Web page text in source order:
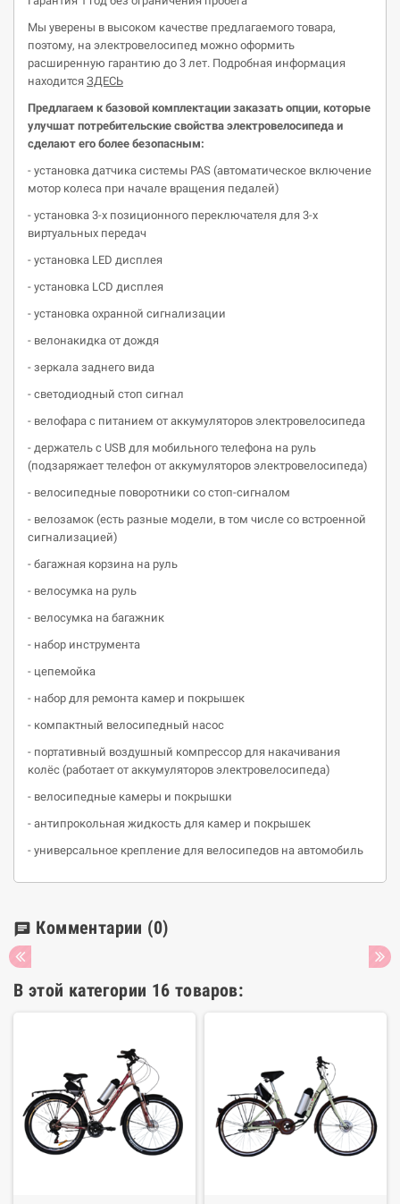
Мы уверены в высоком качестве предлагаемого товара,
поэтому, на электровелосипед можно оформить
расширенную гарантию до 3 лет. Подробная информация
находится ЗДЕСЬ
Предлагаем к базовой комплектации заказать опции, которые
улучшат потребительские свойства электровелосипеда и
сделают его более безопасным:
- установка датчика системы PAS (автоматическое включение
мотор колеса при начале вращения педалей)
- установка 3-х позиционного переключателя для 3-х
виртуальных передач
- установка LED дисплея
- установка LCD дисплея
- установка охранной сигнализации
- велонакидка от дождя
- зеркала заднего вида
- светодиодный стоп сигнал
- велофара с питанием от аккумуляторов электровелосипеда
- держатель c USB для мобильного телефона на руль
(подзаряжает телефон от аккумуляторов электровелосипеда)
- велосипедные поворотники со стоп-сигналом
- велозамок (есть разные модели, в том числе со встроенной
сигнализацией)
- багажная корзина на руль
- велосумка на руль
- велосумка на багажник
- набор инструмента
- цепемойка
- набор для ремонта камер и покрышек
- компактный велосипедный насос
- портативный воздушный компрессор для накачивания
колёс (работает от аккумуляторов электровелосипеда)
- велосипедные камеры и покрышки
- антипрокольная жидкость для камер и покрышек
- универсальное крепление для велосипедов на автомобиль
chat Комментарии (0)
В этой категории 16 товаров: